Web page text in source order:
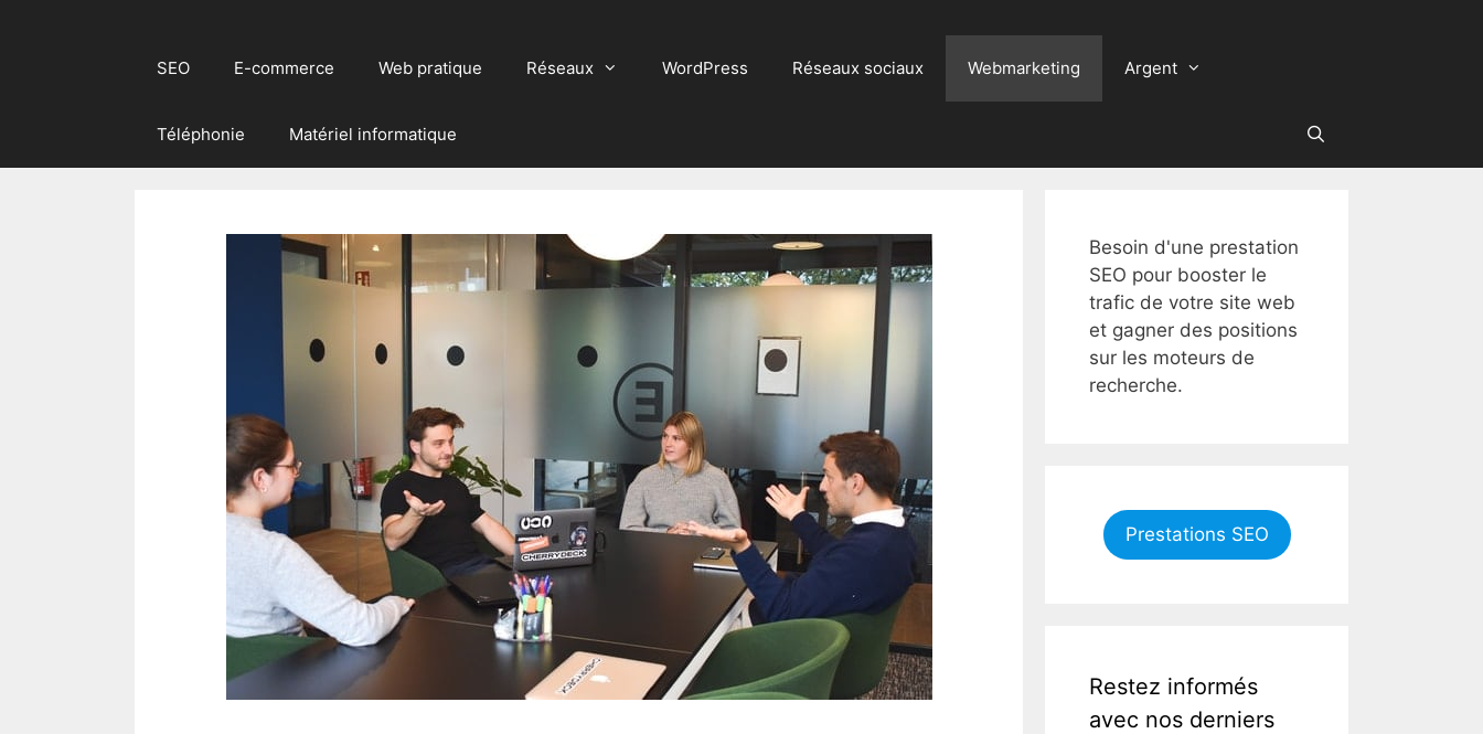
SEO E-commerce Web pratique Réseaux WordPress Réseaux sociaux Webmarketing Argent
Téléphonie Matériel informatique
Besoin d'une prestation
SEO pour booster le
trafic de votre site web
et gagner des positions
sur les moteurs de
recherche.
Prestations SEO
Restez informés
avec nos derniers